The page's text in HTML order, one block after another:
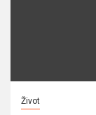
Život